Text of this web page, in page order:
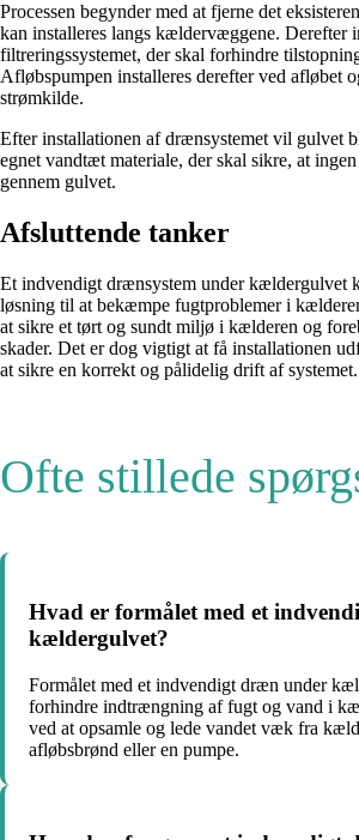
Processen begynder med at fjerne det
kan installeres langs kældervæggene. Derefter
filtreringssystemet, der skal forhindre
Afløbspumpen installeres derefter ved afløbet
strømkilde.
Efter installationen af drænsystemet vil gulvet
egnet vandtæt materiale, der skal sikre, at
gennem gulvet.
Afsluttende tanker
Et indvendigt drænsystem under kældergulvet
løsning til at bekæmpe fugtproblemer i
at sikre et tørt og sundt miljø i kælderen og
skader. Det er dog vigtigt at få installationen
at sikre en korrekt og pålidelig drift af systemet.
Ofte stillede
Hvad er formålet med et
kældergulvet?
Formålet med et indvendigt dræn under
forhindre indtrængning af fugt og vand i
ved at opsamle og lede vandet væk fra
afløbsbrønd eller en pumpe.